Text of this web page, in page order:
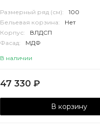
Размерный ряд (см):
100
Бельевая корзина:
Нет
Корпус:
ВЛДСП
Фасад:
МДФ
В наличии
47 330 ₽
В корзину